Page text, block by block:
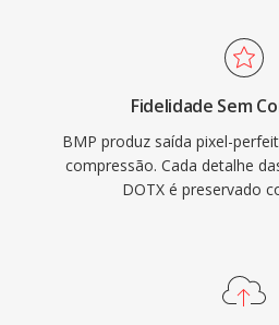
Fidelidade Sem
BMP produz saída pixel-
compressão. Cada detalhe
DOTX é preservado